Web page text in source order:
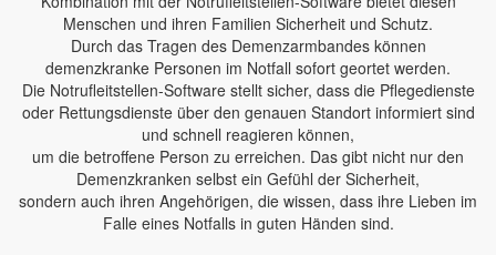
Menschen und ihren Familien Sicherheit und Schutz.
Durch das Tragen des Demenzarmbandes können
demenzkranke Personen im Notfall sofort geortet werden.
Die Notrufleitstellen-Software stellt sicher, dass die Pflegedienste
oder Rettungsdienste über den genauen Standort informiert sind
und schnell reagieren können,
um die betroffene Person zu erreichen. Das gibt nicht nur den
Demenzkranken selbst ein Gefühl der Sicherheit,
sondern auch ihren Angehörigen, die wissen, dass ihre Lieben im
Falle eines Notfalls in guten Händen sind.